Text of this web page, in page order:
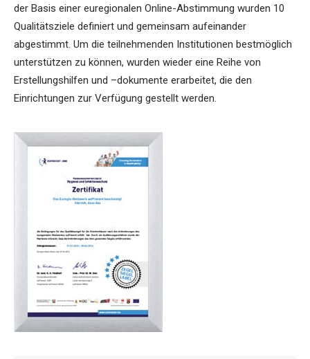
der Basis einer euregionalen Online-Abstimmung wurden 10
Qualitätsziele definiert und gemeinsam aufeinander
abgestimmt. Um die teilnehmenden Institutionen bestmöglich
unterstützen zu können, wurden wieder eine Reihe von
Erstellungshilfen und –dokumente erarbeitet, die den
Einrichtungen zur Verfügung gestellt werden.